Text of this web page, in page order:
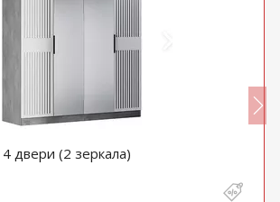
двери (2 зеркала)